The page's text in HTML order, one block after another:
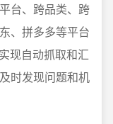
台、跨品类、跨
、拼多多等平台
现自动抓取和汇
时发现问题和机